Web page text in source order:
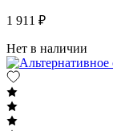
1 911 ₽
Нет в наличии